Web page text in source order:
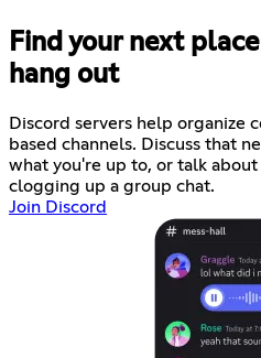
Find your next
hang out
Discord servers help organize
based channels. Discuss that
what you're up to, or talk
clogging up a group chat.
Join Discord